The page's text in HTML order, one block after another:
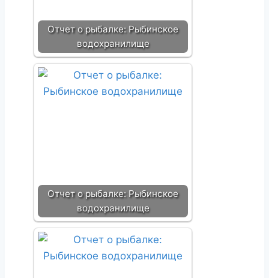
Отчет о рыбалке: Рыбинское
водохранилище
Отчет о рыбалке: Рыбинское
водохранилище